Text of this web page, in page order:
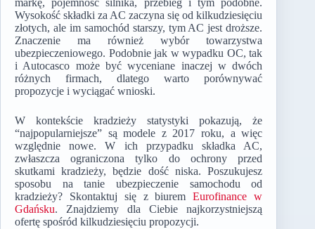
markę, pojemność silnika, przebieg i tym podobne.
Wysokość składki za AC zaczyna się od kilkudziesięciu
złotych, ale im samochód starszy, tym AC jest droższe.
Znaczenie ma również wybór towarzystwa
ubezpieczeniowego. Podobnie jak w wypadku OC, tak
i Autocasco może być wyceniane inaczej w dwóch
różnych firmach, dlatego warto porównywać
propozycje i wyciągać wnioski.
W kontekście kradzieży statystyki pokazują, że
“najpopularniejsze” są modele z 2017 roku, a więc
względnie nowe. W ich przypadku składka AC,
zwłaszcza ograniczona tylko do ochrony przed
skutkami kradzieży, będzie dość niska. Poszukujesz
sposobu na tanie ubezpieczenie samochodu od
kradzieży? Skontaktuj się z biuremEurofinance w
Gdańsku. Znajdziemy dla Ciebie najkorzystniejszą
ofertę spośród kilkudziesięciu propozycji.